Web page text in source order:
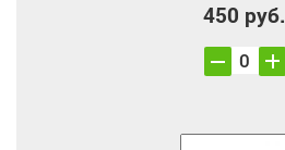
450 руб.